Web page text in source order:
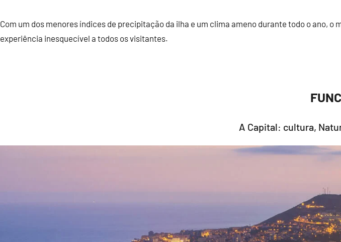
Com um dos menores índices de precipitação da ilha e um clima ameno durante todo o ano, o
experiência inesquecível a todos os visitantes.
A Capital: cultura,